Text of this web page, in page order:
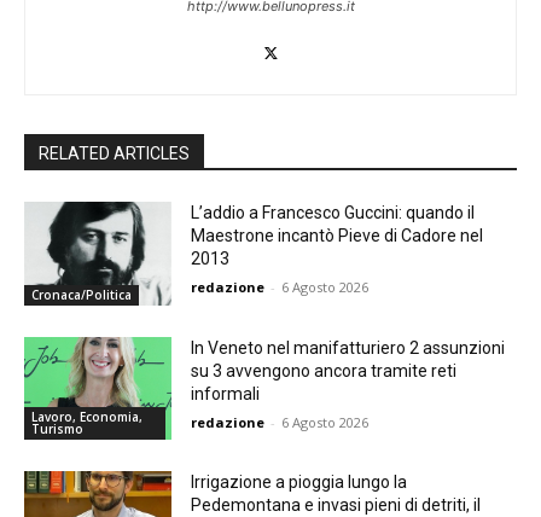
http://www.bellunopress.it
RELATED ARTICLES
Cronaca/Politica
L’addio a Francesco Guccini: quando il
Maestrone incantò Pieve di Cadore nel
2013
redazione - 6 Agosto 2026
Lavoro, Economia,
Turismo
In Veneto nel manifatturiero 2 assunzioni
su 3 avvengono ancora tramite reti
informali
redazione - 6 Agosto 2026
Irrigazione a pioggia lungo la
Pedemontana e invasi pieni di detriti, il